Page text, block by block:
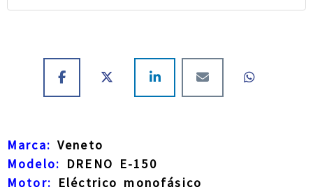
Marca: Veneto
Modelo: DRENO E-150
Motor: Eléctrico monofásico